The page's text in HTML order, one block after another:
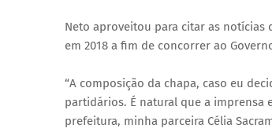
Neto aproveitou para citar as notícias
em 2018 a fim de concorrer ao
“A composição da chapa, caso eu
partidários. É natural que a imprensa
prefeitura, minha parceira Célia